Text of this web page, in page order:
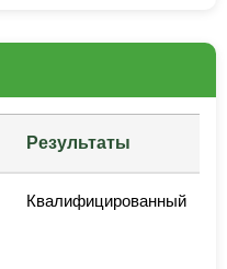
Результаты
Квалифицированный